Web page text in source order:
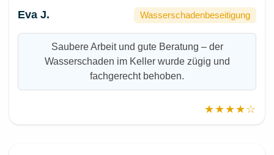
Eva J. Wasserschadenbeseitigung
Saubere Arbeit und gute Beratung – der
Wasserschaden im Keller wurde zügig und
fachgerecht behoben.
★★★★☆